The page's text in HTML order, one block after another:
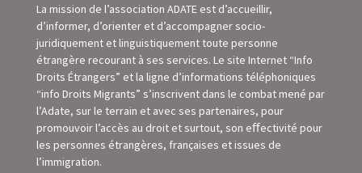
La mission de l’association ADATE est d’accueillir,
d’informer, d’orienter et d’accompagner socio-
juridiquement et linguistiquement toute personne
étrangère recourant à ses services. Le site Internet “Info
Droits Étrangers” et la ligne d’informations téléphoniques
“info Droits Migrants” s’inscrivent dans le combat mené par
l’Adate, sur le terrain et avec ses partenaires, pour
promouvoir l’accès au droit et surtout, son eﬀectivité pour
les personnes étrangères, françaises et issues de
l’immigration.